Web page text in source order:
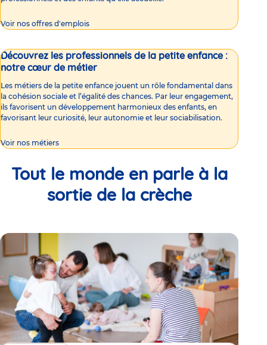
Voir nos offres d'emplois
Découvrez les professionnels de la petite enfance :
notre cœur de métier
Les métiers de la petite enfance jouent un rôle fondamental dans
la cohésion sociale et l’égalité des chances. Par leur engagement,
ils favorisent un développement harmonieux des enfants, en
favorisant leur curiosité, leur autonomie et leur sociabilisation.
Voir nos métiers
Tout le monde en parle à la
sortie de la crèche